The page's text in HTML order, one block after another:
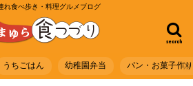
れ食べ歩き・料理グルメブログ
search
うちごはん 幼稚園弁当 パン・お菓子作り